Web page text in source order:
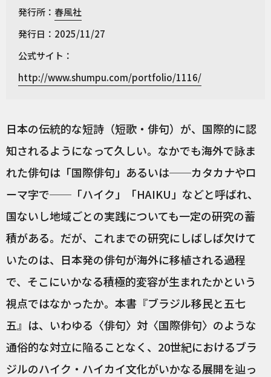
発行所： 春風社
発行日：2025/11/27
公式サイト：
http://www.shumpu.com/portfolio/1116/
日本の伝統的な短詩（短歌・俳句）が、国際的に認
知されるようになって久しい。なかでも海外で詠ま
れた俳句は「国際俳句」あるいは──カタカナやロ
ーマ字で──「ハイク」「HAIKU」などと呼ばれ、
国ないし地域ごとの実践についても一定の研究の蓄
積がある。だが、これまでの研究にしばしば欠けて
いたのは、日本発の俳句が海外に移植される過程
で、そこにいかなる積極的変容が生まれたかという
視点ではなかったか。本書『ブラジル移民と五七
五』は、いわゆる〈俳句〉対〈国際俳句〉のような
通俗的な対立に陥ることなく、20世紀におけるブラ
ジルのハイク・ハイカイ文化がいかなる展開を辿っ